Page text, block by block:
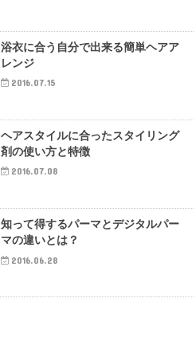
浴衣に合う自分で出来る簡単ヘアア
レンジ
2016.07.15
ヘアスタイルに合ったスタイリング
剤の使い方と特徴
2016.07.08
知って得するパーマとデジタルパー
マの違いとは？
2016.06.28